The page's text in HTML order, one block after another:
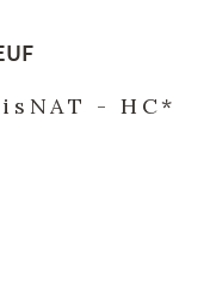
NAT - HC*